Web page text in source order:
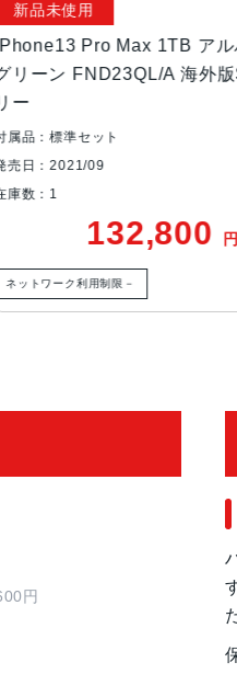
にもとづくIP68等級
カメラシステム：望遠、
広角：ƒ/1.8絞り値と120°
6倍の光学ズームレンジ最
ラƒ/2.2絞り値
カメラによる顔認識の有効
Pro Max 1TB アル
リーン FND23QL/A 海外
ー
新品未使用
属品：標準セット
売日：2021/09
庫数：1
132,800 円
ネットワーク利用制限－
円